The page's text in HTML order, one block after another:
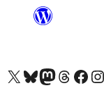
Visit our X (formerly Twitter) account
Visit our Bluesky account
TwitterVisit our Threads